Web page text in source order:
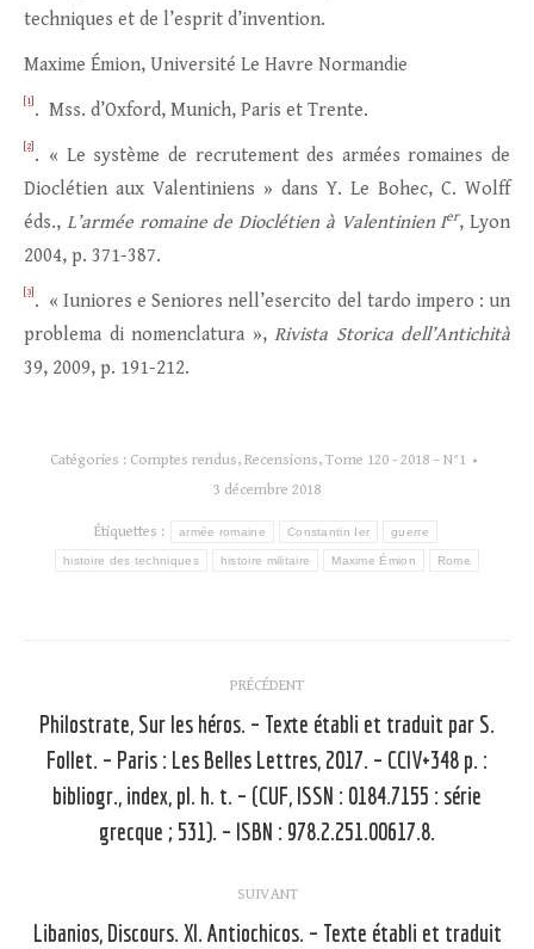
techniques et de l’esprit d’invention.
Maxime Émion, Université Le Havre Normandie
[1]. Mss. d’Oxford, Munich, Paris et Trente.
[2]. « Le système de recrutement des armées romaines de
Dioclétien aux Valentiniens » dans Y. Le Bohec, C. Wolff
éds., L’armée romaine de Dioclétien à Valentinien Ier, Lyon
2004, p. 371-387.
[3]. « Iuniores e Seniores nell’esercito del tardo impero : un
problema di nomenclatura », Rivista Storica dell’Antichità
39, 2009, p. 191-212.
Catégories : Comptes rendus, Recensions, Tome 120 - 2018 – N°1
3 décembre 2018
Étiquettes : armée romaine Constantin Ier guerre
histoire des techniques histoire militaire Maxime Émion Rome
article
PRÉCÉDENT
Article
précédent
:
Philostrate, Sur les héros. – Texte établi et traduit par S.
Follet. – Paris : Les Belles Lettres, 2017. – CCIV+348 p. :
bibliogr., index, pl. h. t. – (CUF, ISSN : 0184.7155 : série
grecque ; 531). – ISBN : 978.2.251.00617.8.
SUIVANT
Libanios, Discours. XI. Antiochicos. – Texte établi et traduit